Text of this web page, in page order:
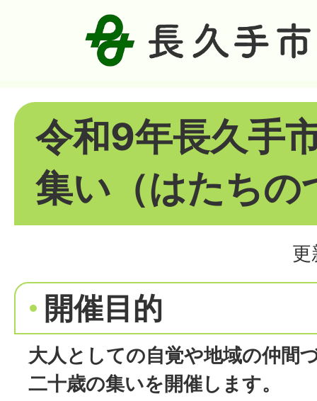
令和9年長久手
集い（はたちの
更
開催目的
大人としての自覚や地域の仲間
二十歳の集いを開催します。